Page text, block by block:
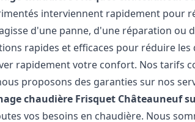
interviennent rapidement pour
d'une panne, d'une réparation ou
rapides et efficaces pour réduire les
rapidement votre confort. Nos tarifs
proposons des garanties sur nos
chaudière Frisquet Châteauneuf
vos besoins en chaudière. Nous